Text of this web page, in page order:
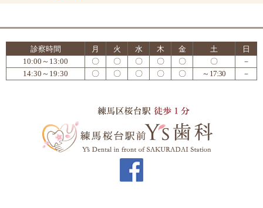
診察時間 月 火 水 木 金 土
日
10:00～13:00
〇 〇 〇 〇 〇 〇
－
14:30～19:30
〇 〇 〇 〇 〇 ～17:30 －